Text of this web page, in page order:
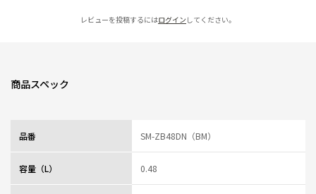
レビューを投稿するにはログイン してください。
商品スペック
品番 SM-ZB48DN（BM）
容量（L） 0.48